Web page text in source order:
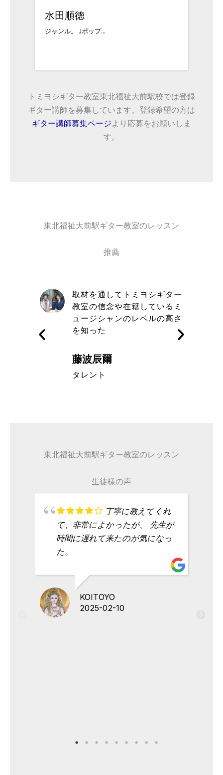
水田順徳
ジャンル。 Jポップ...
トミヨシギター教室東北福祉大前駅校では登録
ギター講師を募集しています。登録希望の方は
ギター講師募集ページより応募をお願いしま
す。
東北福祉大前駅ギター教室のレッスン
推薦
取材を通してトミヨシギター
教室の信念や在籍しているミ
ュージシャンのレベルの高さ
を知った
藤波辰爾
タレント
東北福祉大前駅ギター教室のレッスン
生徒様の声
丁寧に教えてくれ
て、非常によかったが、 先生が
時間に遅れて来たのが気になっ
た。
KOITOYO
2025-02-10